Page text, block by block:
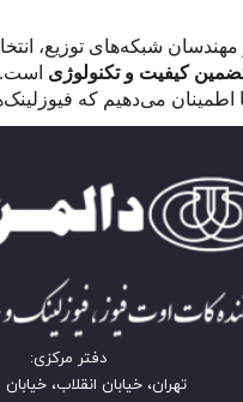
مهندسان شبکه‌های توزیع،
کیفیت و تکنولوژی است.
اطمینان می‌دهیم که
دفتر مرکزی:
تهران، خیابان انقلاب،